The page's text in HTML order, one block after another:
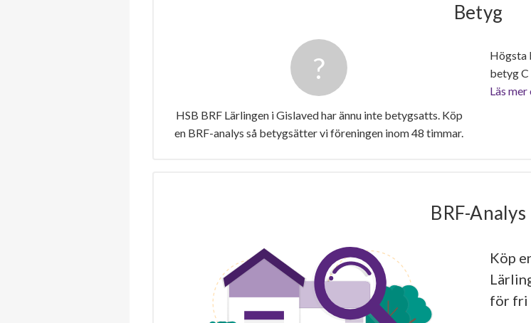
Betyg
HSB BRF Lärlingen i Gislaved har ännu inte betygsatts. Köp
en BRF-analys så betygsätter vi föreningen inom 48 timmar.
Högsta
betyg
Läs
BRF-Analys
Köp
för fri